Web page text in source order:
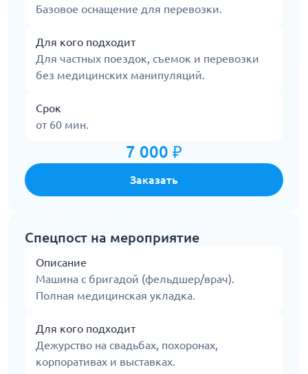
Базовое оснащение для перевозки.
Для кого подходит
Для частных поездок, съемок и перевозки
без медицинских манипуляций.
Срок
от 60 мин.
7 000 ₽
Заказать
Спецпост на мероприятие
Описание
Машина с бригадой (фельдшер/врач).
Полная медицинская укладка.
Для кого подходит
Дежурство на свадьбах, похоронах,
корпоративах и выставках.